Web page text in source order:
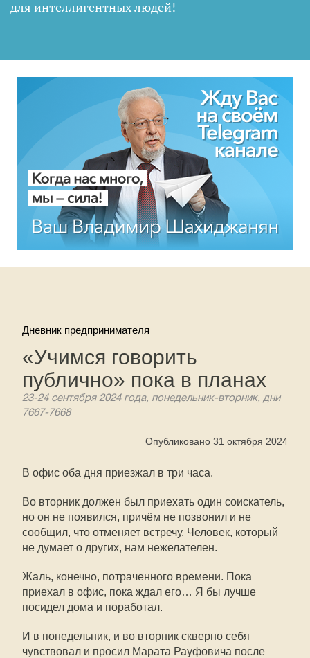
для интеллигентных людей!
Дневник предпринимателя
«Учимся говорить
публично» пока в планах
23-24 сентября 2024 года, понедельник-вторник, дни
7667-7668
Опубликовано 31 октября 2024
В офис оба дня приезжал в три часа.
Во вторник должен был приехать один соискатель,
но он не появился, причём не позвонил и не
сообщил, что отменяет встречу. Человек, который
не думает о других, нам нежелателен.
Жаль, конечно, потраченного времени. Пока
приехал в офис, пока ждал его… Я бы лучше
посидел дома и поработал.
И в понедельник, и во вторник скверно себя
чувствовал и просил Марата Рауфовича после